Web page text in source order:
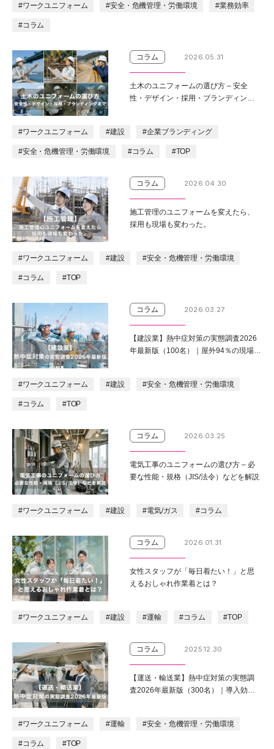
#ワークユニフォーム #安全・危機管理・労働環境 #業務効率
#コラム
コラム 2026.05.31
土木のユニフォームの選び方 – 安全
性・デザイン・採用・ブランディング
#ワークユニフォーム #建設 #企業ブランディング
#安全・危機管理・労働環境 #コラム #TOP
コラム 2026.04.30
施工管理のユニフォームを変えたら、
採用も現場も変わった。
#ワークユニフォーム #建設 #安全・危機管理・労働環境
#コラム #TOP
コラム 2026.03.27
【建設業】熱中症対策の実態調査2026
年最新版（100名）｜屋外94％の現場で
#ワークユニフォーム #建設 #安全・危機管理・労働環境
#コラム #TOP
コラム 2026.03.25
電気工事のユニフォームの選び方 – 必
要な性能・規格（JIS/法令）などを解説
#ワークユニフォーム #建設 #電気/ガス #コラム
コラム 2026.01.31
女性スタッフが「毎日着たい！」と思
えるおしゃれ作業着とは？
#ワークユニフォーム #建設 #運輸 #コラム #TOP
コラム 2025.12.30
【運送・輸送業】熱中症対策の実態調
査2026年最新版（300名）｜導入効果
#ワークユニフォーム #運輸 #安全・危機管理・労働環境
#コラム #TOP